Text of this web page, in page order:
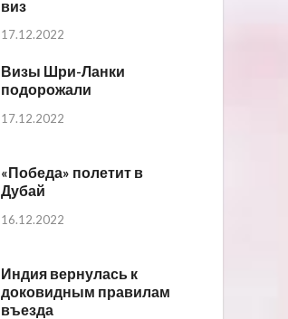
виз
17.12.2022
Визы Шри-Ланки
подорожали
17.12.2022
«Победа» полетит в
Дубай
16.12.2022
Индия вернулась к
доковидным правилам
въезда